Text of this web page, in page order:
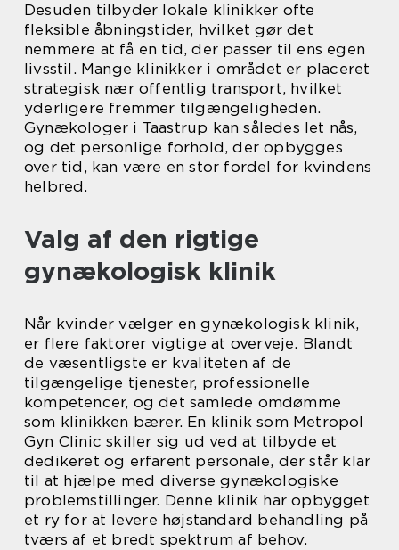
Desuden tilbyder lokale klinikker ofte
fleksible åbningstider, hvilket gør det
nemmere at få en tid, der passer til ens egen
livsstil. Mange klinikker i området er placeret
strategisk nær offentlig transport, hvilket
yderligere fremmer tilgængeligheden.
Gynækologer i Taastrup kan således let nås,
og det personlige forhold, der opbygges
over tid, kan være en stor fordel for kvindens
helbred.
Valg af den rigtige
gynækologisk klinik
Når kvinder vælger en gynækologisk klinik,
er flere faktorer vigtige at overveje. Blandt
de væsentligste er kvaliteten af de
tilgængelige tjenester, professionelle
kompetencer, og det samlede omdømme
som klinikken bærer. En klinik som Metropol
Gyn Clinic skiller sig ud ved at tilbyde et
dedikeret og erfarent personale, der står klar
til at hjælpe med diverse gynækologiske
problemstillinger. Denne klinik har opbygget
et ry for at levere højstandard behandling på
tværs af et bredt spektrum af behov.